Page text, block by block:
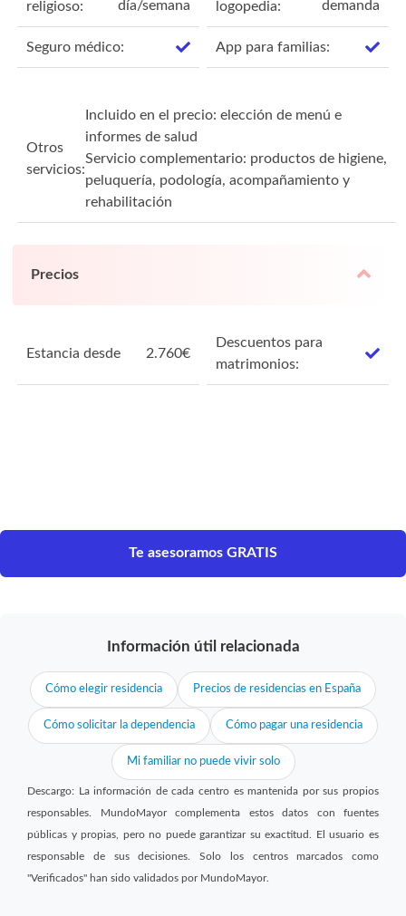
religioso:
día/semana
logopedia:
demanda
Seguro médico: App para familias:
Otros
servicios:
Incluido en el precio: elección de menú e
informes de salud
Servicio complementario: productos de higiene,
peluquería, podología, acompañamiento y
rehabilitación
Precios
Estancia desde 2.760€
Descuentos para
matrimonios:
Te asesoramos GRATIS
Información útil relacionada
Cómo elegir residencia Precios de residencias en España
Cómo solicitar la dependencia Cómo pagar una residencia
Mi familiar no puede vivir solo
Descargo: La información de cada centro es mantenida por sus propios
responsables. MundoMayor complementa estos datos con fuentes
públicas y propias, pero no puede garantizar su exactitud. El usuario es
responsable de sus decisiones. Solo los centros marcados como
"Verificados" han sido validados por MundoMayor.